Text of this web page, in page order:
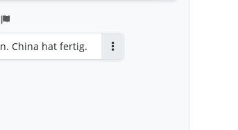
China hat fertig.